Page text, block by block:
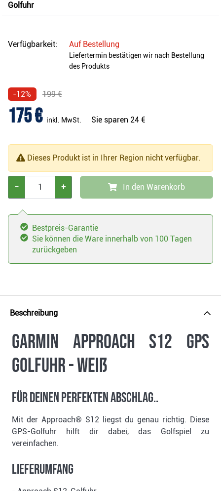
Golfuhr
Verfügbarkeit: Auf Bestellung
Liefertermin bestätigen wir nach Bestellung
des Produkts
-12% 199 €
175 € inkl. MwSt. Sie sparen 24 €
Dieses Produkt ist in Ihrer Region nicht verfügbar.
− + In den Warenkorb
Bestpreis-Garantie
Sie können die Ware innerhalb von 100 Tagen
zurückgeben
Beschreibung
Garmin Approach S12 GPS
Golfuhr - weiß
FÜR DEINEN PERFEKTEN ABSCHLAG..
Mit der Approach® S12 liegst du genau richtig. Diese
GPS-Golfuhr hilft dir dabei, das Golfspiel zu
vereinfachen.
Lieferumfang